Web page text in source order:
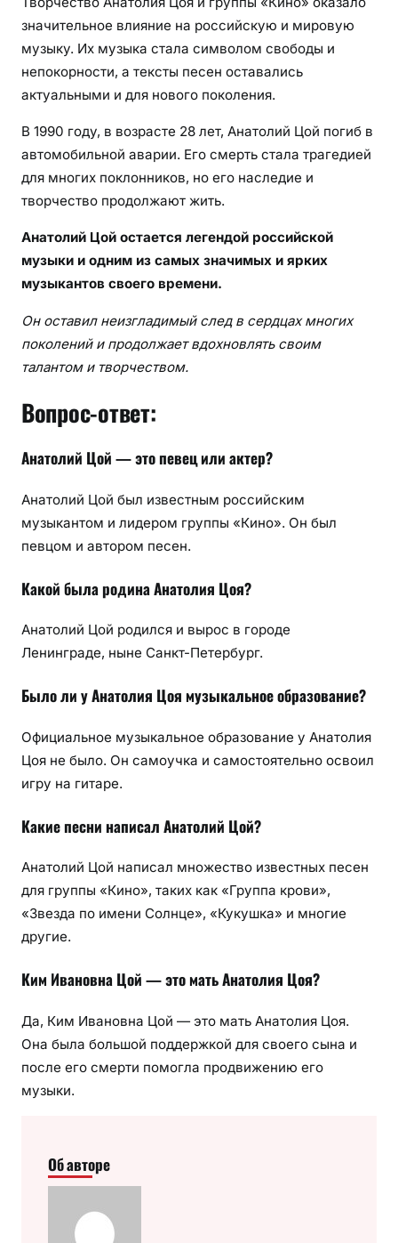
значительное влияние на российскую и мировую
музыку. Их музыка стала символом свободы и
непокорности, а тексты песен оставались
актуальными и для нового поколения.
В 1990 году, в возрасте 28 лет, Анатолий Цой погиб в
автомобильной аварии. Его смерть стала трагедией
для многих поклонников, но его наследие и
творчество продолжают жить.
Анатолий Цой остается легендой российской
музыки и одним из самых значимых и ярких
музыкантов своего времени.
Он оставил неизгладимый след в сердцах многих
поколений и продолжает вдохновлять своим
талантом и творчеством.
Вопрос-ответ:
Анатолий Цой — это певец или актер?
Анатолий Цой был известным российским
музыкантом и лидером группы «Кино». Он был
певцом и автором песен.
Какой была родина Анатолия Цоя?
Анатолий Цой родился и вырос в городе
Ленинграде, ныне Санкт-Петербург.
Было ли у Анатолия Цоя музыкальное образование?
Официальное музыкальное образование у Анатолия
Цоя не было. Он самоучка и самостоятельно освоил
игру на гитаре.
Какие песни написал Анатолий Цой?
Анатолий Цой написал множество известных песен
для группы «Кино», таких как «Группа крови»,
«Звезда по имени Солнце», «Кукушка» и многие
другие.
Ким Ивановна Цой — это мать Анатолия Цоя?
Да, Ким Ивановна Цой — это мать Анатолия Цоя.
Она была большой поддержкой для своего сына и
после его смерти помогла продвижению его
музыки.
Об авторе